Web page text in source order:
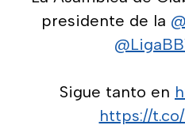
presidente de la
Sigue tanto en
https://